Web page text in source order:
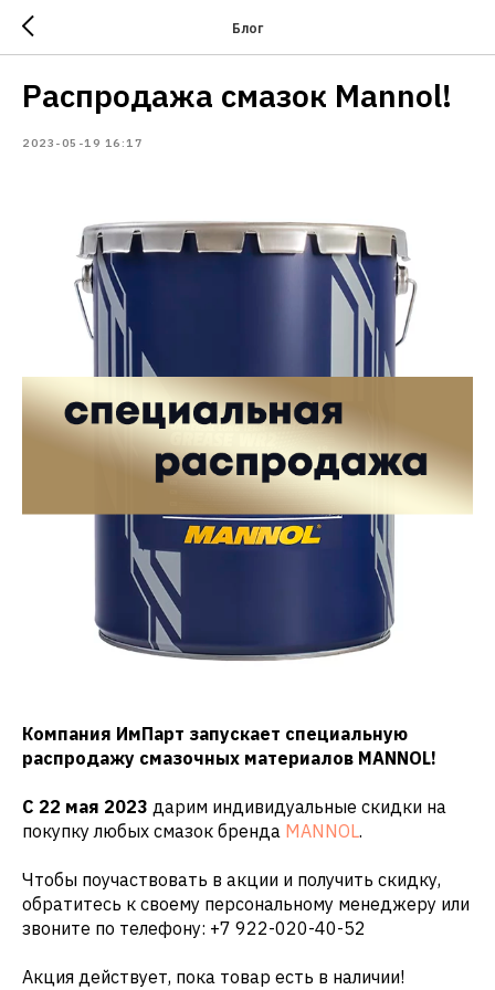
Блог
Распродажа смазок Mannol!
2023-05-19 16:17
Компания ИмПарт запускает специальную
распродажу смазочных материалов MANNOL!
С 22 мая 2023 дарим индивидуальные скидки на
покупку любых смазок бренда MANNOL.
Чтобы поучаствовать в акции и получить скидку,
обратитесь к своему персональному менеджеру или
звоните по телефону: +7 922-020-40-52
Акция действует, пока товар есть в наличии!